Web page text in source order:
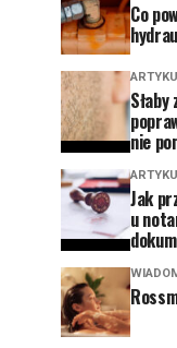
Co
nie
Jak
u